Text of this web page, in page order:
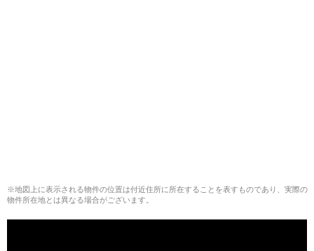
※地図上に表示される物件の位置は付近住所に所在することを表すものであり、実際の
物件所在地とは異なる場合がございます。